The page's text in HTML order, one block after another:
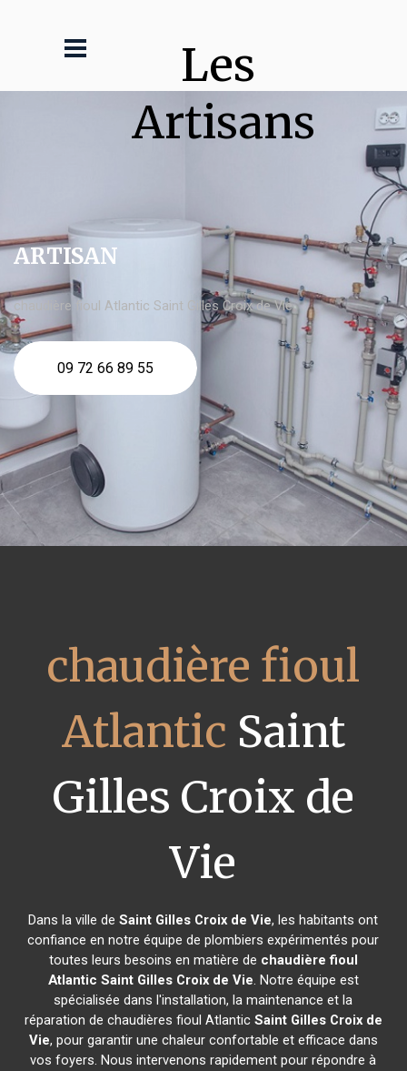
Les
Artisans
ARTISAN
chaudière fioul Atlantic Saint Gilles Croix de Vie
09 72 66 89 55
chaudière fioul
Atlantic Saint
Gilles Croix de
Vie
Dans la ville deSaint Gilles Croix de Vie, les habitants ont
confiance en notre équipe de plombiers expérimentés pour
toutes leurs besoins en matière de chaudière fioul
Atlantic Saint Gilles Croix de Vie. Notre équipe est
spécialisée dans l'installation, la maintenance et la
réparation de chaudières fioul Atlantic Saint Gilles Croix de
Vie, pour garantir une chaleur confortable et efficace dans
vos foyers. Nous intervenons rapidement pour répondre à